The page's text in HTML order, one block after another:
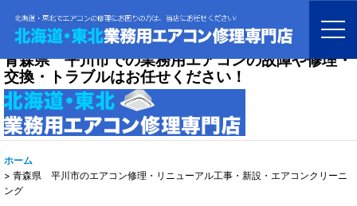
青森県 平川市での業務用エアコンの故障や修理・
交換・トラブルはお任せください！
ホーム
> 青森県 平川市のエアコン修理・リニューアル工事・新設・エアコンクリーニ
ング